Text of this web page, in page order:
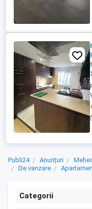
Publi24 Anunțuri
De vanzare
Categorii